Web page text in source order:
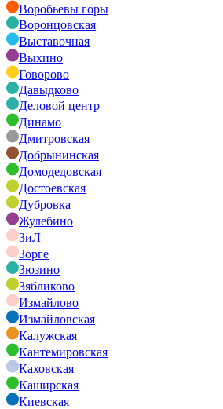
Воробьевы горы
Воронцовская
Выставочная
Выхино
Говорово
Давыдково
Деловой центр
Динамо
Дмитровская
Добрынинская
Домодедовская
Достоевская
Дубровка
Жулебино
ЗиЛ
Зорге
Зюзино
Зябликово
Измайлово
Измайловская
Калужская
Кантемировская
Каховская
Каширская
Киевская